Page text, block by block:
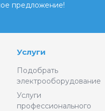
предложение!
Услуги
Подобрать
электрооборудование
Услуги
профессионального